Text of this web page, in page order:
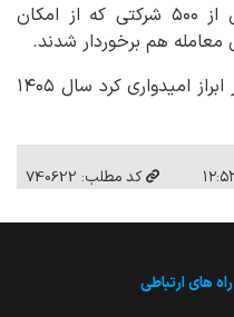
صیدی توضیح داد: از امروز بیش از ۵۰۰ شرکتی که از امکان
معامله هم برخوردار شدند.
رییس سازمان بورس و اوراق بهادار ابراز امیدواری کرد سال ۱۴۰۵
کد مطلب: 740622
راه های ارتباطی